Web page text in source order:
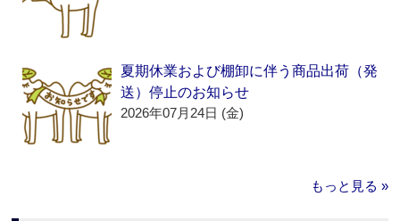
夏期休業および棚卸に伴う商品出荷（発
送）停止のお知らせ
2026年07月24日 (金)
もっと見る »